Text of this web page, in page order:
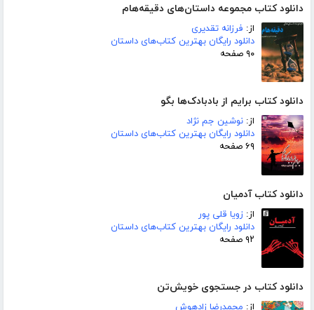
دانلود کتاب مجموعه داستان‌های دقیقه‌هام
از: فرزانه تقدیری
دانلود رایگان بهترین کتاب‌های داستان
۹۰ صفحه
دانلود کتاب برایم از بادبادک‌ها بگو
از: نوشین جم نژاد
دانلود رایگان بهترین کتاب‌های داستان
۶۹ صفحه
دانلود کتاب آدمیان
از: زویا قلی پور
دانلود رایگان بهترین کتاب‌های داستان
۹۲ صفحه
دانلود کتاب در جستجوی خویش‌تن